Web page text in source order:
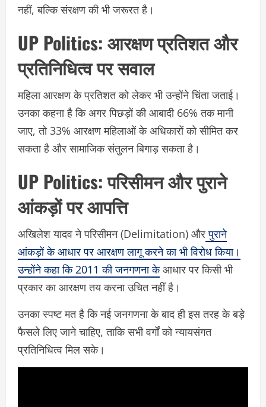
नहीं, बल्कि संरक्षण की भी जरूरत है।
UP Politics: आरक्षण प्रतिशत और
प्रतिनिधित्व पर सवाल
महिला आरक्षण के प्रतिशत को लेकर भी उन्होंने चिंता जताई।
उनका कहना है कि अगर पिछड़ों की आबादी 66% तक मानी
जाए, तो 33% आरक्षण महिलाओं के अधिकारों को सीमित कर
सकता है और सामाजिक संतुलन बिगाड़ सकता है।
UP Politics:परिसीमन और पुराने
आंकड़ों पर आपत्ति
अखिलेश यादव ने परिसीमन (Delimitation) औरपुराने
आंकड़ों के आधार पर आरक्षण लागू करने का भी विरोध किया।
उन्होंने कहा कि 2011 की जनगणना केआधार पर किसी भी
प्रकार का आरक्षण तय करना उचित नहीं है।
उनका स्पष्ट मत है कि नई जनगणना के बाद ही इस तरह के बड़े
फैसले लिए जाने चाहिए, ताकि सभी वर्गों को न्यायसंगत
प्रतिनिधित्व मिल सके।